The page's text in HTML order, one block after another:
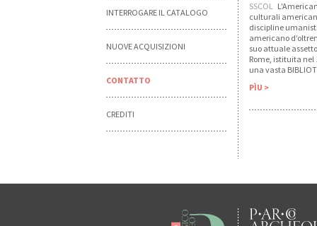
INTERROGARE IL CATALOGO
NUOVE ACQUISIZIONI
CONTATTO
CREDITI
SSCOL
culturali
discipline
americano
suo attuale
Rome, istituita nel
una vasta
PÌU >